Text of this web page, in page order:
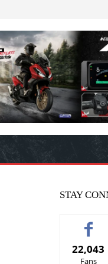
STAY
22,043
Fans